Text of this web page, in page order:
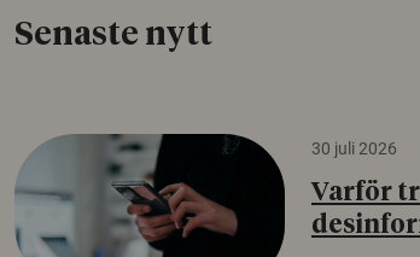
Senaste nytt
30 juli 2026
Varför